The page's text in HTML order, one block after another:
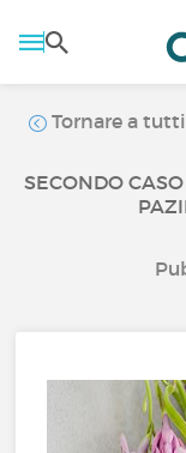
Tornare a
SECONDO